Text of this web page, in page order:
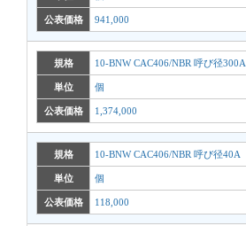
公表価格 941,000
規格 10-BNW CAC406/NBR 呼び径300A
単位 個
公表価格 1,374,000
規格 10-BNW CAC406/NBR 呼び径40A
単位 個
公表価格 118,000